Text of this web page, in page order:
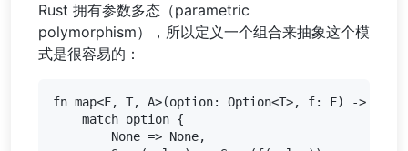
Rust 拥有参数多态（parametric
polymorphism），所以定义一个组合来抽象这个模
式是很容易的：
fn map<F, T, A>(option: Option<T>, f: F) ->
    match option {
        None => None,